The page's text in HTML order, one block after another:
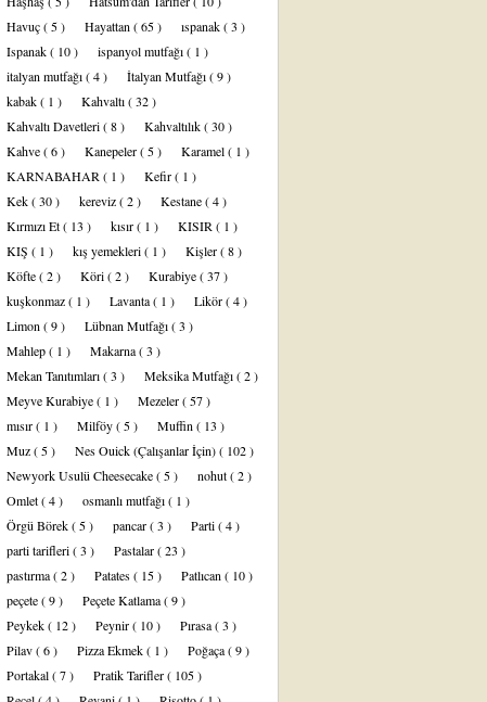
Havuç( 5 ) Hayattan ( 65 ) ıspanak( 3 )
Ispanak( 10 ) ispanyol mutfağı( 1 )
italyan mutfağı( 4 ) İtalyan Mutfağı( 9 )
kabak( 1 ) Kahvaltı( 32 )
Kahvaltı Davetleri( 8 ) Kahvaltılık( 30 )
Kahve( 6 ) Kanepeler( 5 ) Karamel( 1 )
KARNABAHAR ( 1 ) Kefir( 1 )
Kek( 30 ) kereviz( 2 ) Kestane( 4 )
Kırmızı Et( 13 ) kısır( 1 ) KISIR ( 1 )
KIŞ ( 1 ) kış yemekleri( 1 ) Kişler( 8 )
Köfte( 2 ) Köri( 2 ) Kurabiye( 37 )
kuşkonmaz( 1 ) Lavanta( 1 ) Likör( 4 )
Limon ( 9 ) Lübnan Mutfağı( 3 )
Mahlep( 1 ) Makarna( 3 )
Mekan Tanıtımları( 3 ) Meksika Mutfağı( 2 )
Meyve Kurabiye( 1 ) Mezeler( 57 )
mısır( 1 ) Milföy( 5 ) Muffin ( 13 )
Muz( 5 ) Nes Ouick (Çalışanlar İçin)( 102 )
Newyork Usulü Cheesecake( 5 ) nohut( 2 )
Omlet( 4 ) osmanlı mutfağı( 1 )
Örgü Börek( 5 ) pancar( 3 ) Parti( 4 )
parti tarifleri( 3 ) Pastalar( 23 )
pastırma( 2 ) Patates( 15 ) Patlıcan ( 10 )
peçete( 9 ) Peçete Katlama( 9 )
Peykek( 12 ) Peynir( 10 ) Pırasa( 3 )
Pilav( 6 ) Pizza Ekmek( 1 ) Poğaça( 9 )
Portakal( 7 ) Pratik Tarifler( 105 )